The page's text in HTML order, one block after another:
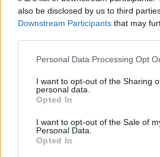
also be disclosed by us to third
Downstream Participants that may
Personal Data Processing Opt
I want to opt-out of the Sharing
personal data.
Opted In
I want to opt-out of the Sale of
Personal Data.
Opted In
Φωτογραφίζοντας την
τους Αδελφούς Μανάκια
07 Αυγούστου 2026
7 Αυγούστου 2026